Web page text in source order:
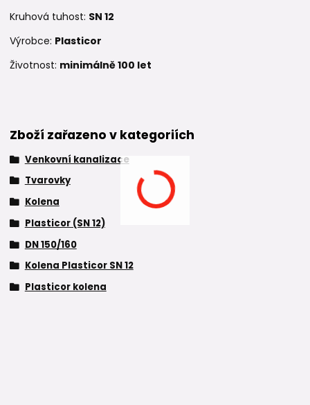
Kruhová tuhost: SN 12
Výrobce: Plasticor
Životnost: minimálně 100 let
Zboží zařazeno v kategoriích
Venkovní kanalizace
Tvarovky
Kolena
Plasticor (SN 12)
DN 150/160
Kolena Plasticor SN 12
Plasticor kolena